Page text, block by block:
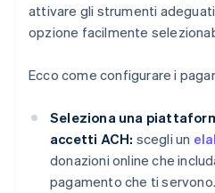
attivare gli strumenti
opzione facilmente
Ecco come configurare i
Seleziona una
accetti ACH: scegli un
donazioni online che
pagamento che ti